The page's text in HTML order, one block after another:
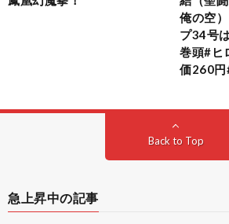
俺の空
プ34号
巻頭#ヒ
価260円
Back to Top
急上昇中の記事